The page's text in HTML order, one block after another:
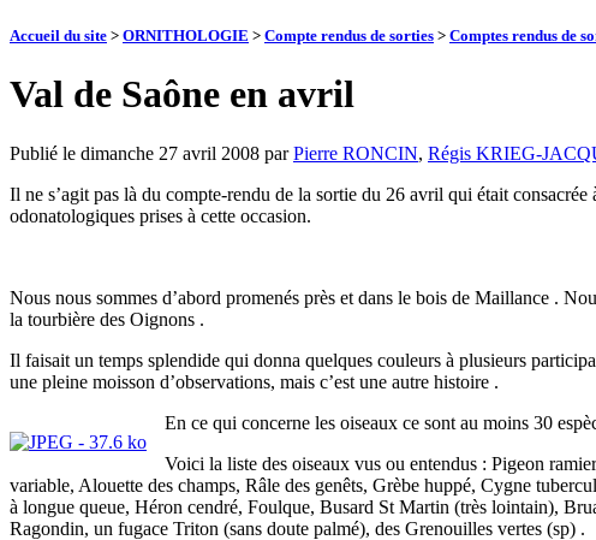
Accueil du site > ORNITHOLOGIE > Compte rendus de sorties > Comptes rendus de
Val de Saône en avril
Publié le dimanche 27 avril 2008 parPierre RONCIN, Régis KRIEG-
Il ne s’agit pas là du compte-rendu de la sortie du 26 avril qui était
odonatologiques prises à cette occasion.
Nous nous sommes d’abord promenés près et dans le bois de Maillance .
la tourbière des Oignons .
Il faisait un temps splendide qui donna quelques couleurs à plusieurs
une pleine moisson d’observations, mais c’est une autre histoire .
En ce qui concerne les oiseaux ce sont au moins 30
Voici la liste des oiseaux vus ou entendus : Pigeon
variable, Alouette des champs, Râle des genêts, Grèbe huppé, Cygne
à longue queue, Héron cendré, Foulque, Busard St Martin (très lointain),
Ragondin, un fugace Triton (sans doute palmé), des Grenouilles vertes (sp) .